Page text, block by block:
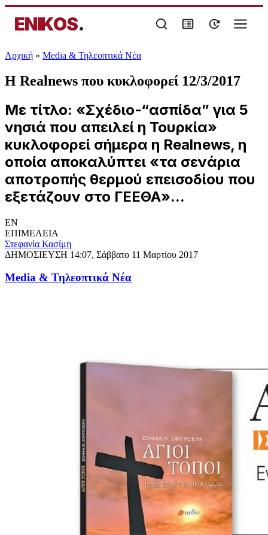
ENIKOS.
Αρχική » Media & Τηλεοπτικά Νέα
H Realnews που κυκλοφορεί 12/3/2017
Με τίτλο: «Σχέδιο-“ασπίδα” για 5
νησιά που απειλεί η Τουρκία»
κυκλοφορεί σήμερα η Realnews, η
οποία αποκαλύπτει «τα σενάρια
αποτροπής θερμού επεισοδίου που
εξετάζουν στο ΓΕΕΘΑ»...
EN
ΕΠΙΜΕΛΕΙΑ
Στεφανία Κασίμη
ΔΗΜΟΣΙΕΥΣΗ 14:07, Σάββατο 11 Μαρτίου 2017
Media & Τηλεοπτικά Νέα